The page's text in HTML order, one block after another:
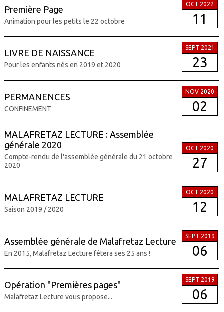
Première Page
Animation pour les petits le 22 octobre
OCT 2022
11
LIVRE DE NAISSANCE
Pour les enfants nés en 2019 et 2020
SEPT 2021
23
PERMANENCES
CONFINEMENT
NOV 2020
02
MALAFRETAZ LECTURE : Assemblée
générale 2020
Compte-rendu de l'assemblée générale du 21 octobre
2020
OCT 2020
27
MALAFRETAZ LECTURE
Saison 2019 / 2020
OCT 2020
12
Assemblée générale de Malafretaz Lecture
En 2015, Malafretaz Lecture fêtera ses 25 ans !
SEPT 2019
06
Opération "Premières pages"
Malafretaz Lecture vous propose...
SEPT 2019
06